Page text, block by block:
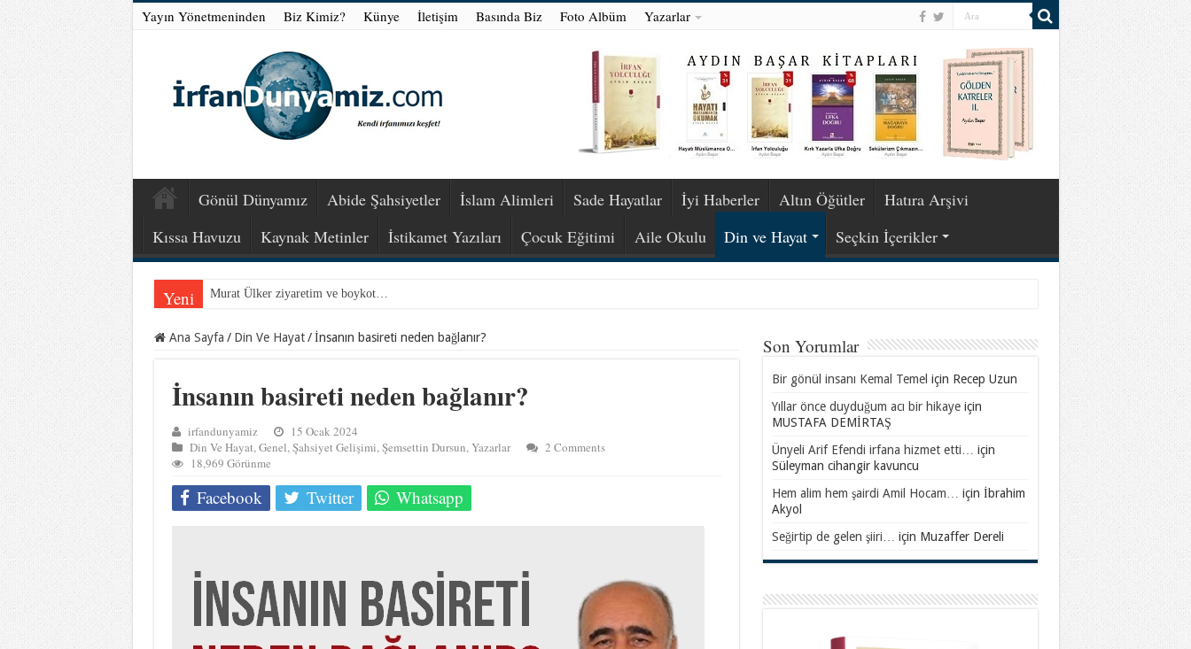
Yayın Yönetmeninden Biz Kimiz? Künye İletişim Basında Biz Foto Albüm Yazarlar
Gönül Dünyamız Abide Şahsiyetler İslam Alimleri Sade Hayatlar İyi Haberler Altın Öğütler
Hatıra Arşivi
Kıssa Havuzu
Kaynak Metinler İstikamet Yazıları Çocuk Eğitimi Aile Okulu Din ve Hayat Seçkin İçerikler
Yeni Murat Ülker ziyaretim ve boykot…
Ana Sayfa / Din Ve Hayat / İnsanın basireti neden bağlanır?
İnsanın basireti neden bağlanır?
irfandunyamiz
15 Ocak 2024
Din Ve Hayat,Genel,Şahsiyet Gelişimi,Şemsettin Dursun,Yazarlar
2 Comments
18,969 Görünme
Facebook Twitter Whatsapp
Son Yorumlar
Bir gönül insanı Kemal Temel için Recep Uzun
Yıllar önce duyduğum acı bir hikayeiçin
MUSTAFA DEMİRTAŞ
Ünyeli Arif Efendi irfana hizmet etti…
için
Süleyman cihangir kavuncu
Hem alim hem şairdi Amil Hocam…
için İbrahim
Akyol
Seğirtip de gelen şiiri…
için Muzaffer Dereli